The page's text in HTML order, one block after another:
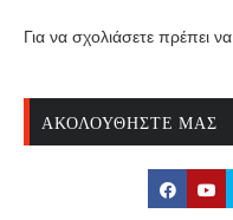
Για να σχολιάσετε πρέπει να
ΑΚΟΛΟΥΘΉΣΤΕ ΜΑΣ